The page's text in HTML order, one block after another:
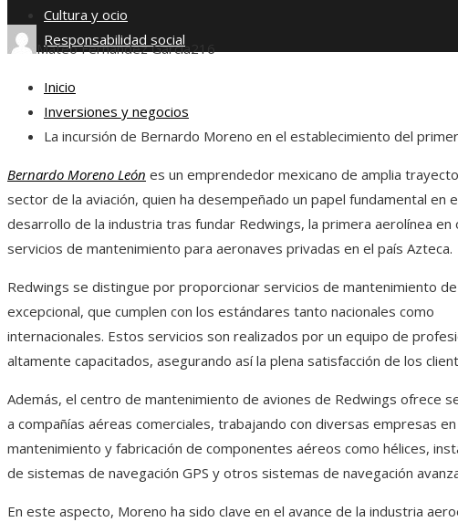
Cultura y ocio
Responsabilidad social
Mateo Fernández García216
Inicio
Inversiones y negocios
La incursión de Bernardo Moreno en el establecimiento del
Bernardo Moreno León es un emprendedor mexicano de amplia
sector de la aviación, quien ha desempeñado un papel fundamental en
desarrollo de la industria tras fundar Redwings, la primera aerolínea en
servicios de mantenimiento para aeronaves privadas en el país Azteca.
Redwings se distingue por proporcionar servicios de mantenimiento de
excepcional, que cumplen con los estándares tanto nacionales como
internacionales. Estos servicios son realizados por un equipo de
altamente capacitados, asegurando así la plena satisfacción de los
Además, el centro de mantenimiento de aviones de Redwings ofrece
a compañías aéreas comerciales, trabajando con diversas empresas
mantenimiento y fabricación de componentes aéreos como hélices,
de sistemas de navegación GPS y otros sistemas de navegación
En este aspecto, Moreno ha sido clave en el avance de la industria